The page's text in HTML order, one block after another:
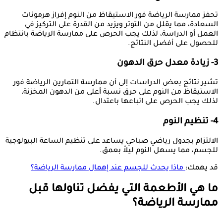
تحفز ممارسة الرياضة فور الاستيقاظ من النوم إفراز هرمونات
السعادة، مما يقلل من التوتر ويزيد من القدرة على التركيز في
العمل أو الدراسة، لذلك يجب الحرص على ممارسة الرياضة بانتظام
للحصول على أفضل النتائج.
3- زيادة معدل حرق الدهون
تشير نتائج بعض الدراسات إلى أن ممارسة التمارين الرياضة فور
الاستيقاظ من النوم على حرق نسبة أعلى من الدهون المخزنة،
لذلك يجب الحرص على اتباعها باعتدال.
4- تنظيم النوم
الالتزام بجدول رياضي صباحي يساعد على تنظيم الساعة البيولوجية
للجسم، مما يسهل النوم ليلاً بعمق.
قد يهمك:ماذا يحدث للجسم عند إهمال ممارسة الرياضة؟
ما هي الأطعمة التي يفضل تناولها قبل
ممارسة الرياضة؟